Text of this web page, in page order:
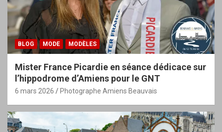
BLOG MODE MODÈLES
Mister France Picardie en séance dédicace sur
l’hippodrome d’Amiens pour le GNT
6 mars 2026 Photographe Amiens Beauvais